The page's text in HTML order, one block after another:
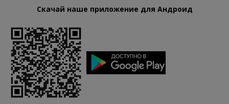
Скачай наше приложение для Андроид